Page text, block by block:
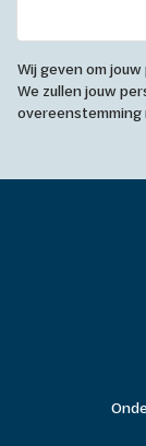
Wij geven om jouw
We zullen jouw
overeenstemming